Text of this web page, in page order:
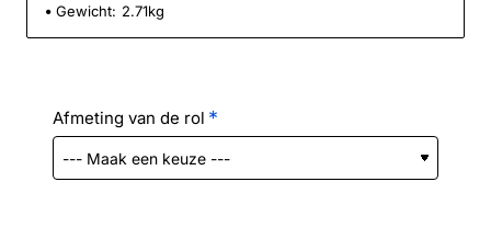
Gewicht: 2.71kg
Afmeting van de rol